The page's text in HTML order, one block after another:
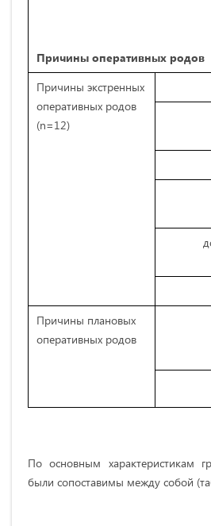
Причины оперативных родов
Причины экстренных
оперативных родов
(n=12)
Причины плановых
оперативных родов
По основным характеристикам
были сопоставимы между собой